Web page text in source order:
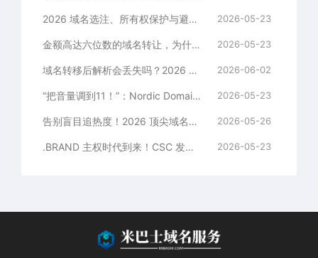
2026 域名选注、所有权保护与避坑实用 FAQ（全网首发硬核指南） 2026-05-23
金额高达六位数的域名转让，为什么业内老手都在强制使用基于 RSP 预评估的托管服务？ 2026-05-23
域名转移后解析会丢失吗？2026 独家起底：死守这三条红线，网站业务实现 0 宕机迁移 2026-06-02
“把音量调到11！”：Nordic Domain Days 2026 斯德哥尔摩峰会下周开幕，聚焦厚注册局转型 2026-05-23
告别盲目追热度！2026 顶尖域名经纪人联合预测：死守“清算价值”才是投资终极心法 2026-05-26
.BRAND 主权时代到来！CSC 发布《2026 域名趋势报告》：全球大型跨国企业最青睐的顶级域名后缀盘点 2026-05-23